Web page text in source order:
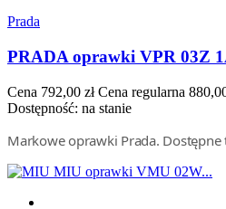
Prada
PRADA oprawki VPR 03Z
Cena 792,00 zł Cena regularna
Dostępność: na stanie
Markowe oprawki Prada. Dostępne